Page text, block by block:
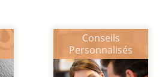
Conseils
Personnalisés